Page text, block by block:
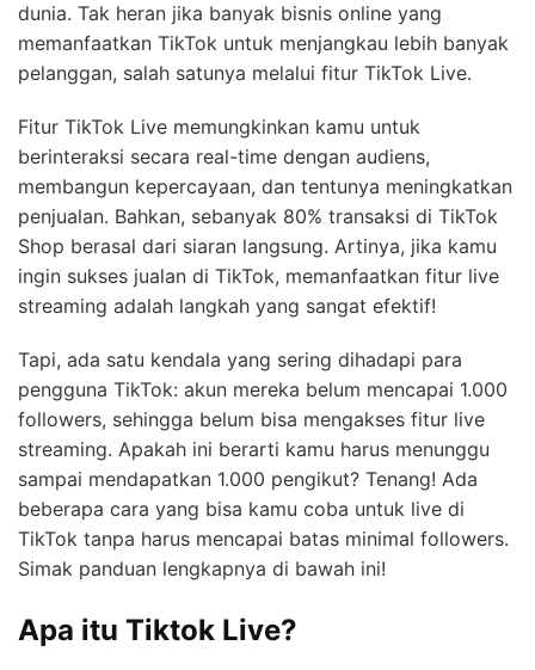
dunia. Tak heran jika banyak bisnis online yang
memanfaatkan TikTok untuk menjangkau lebih banyak
pelanggan, salah satunya melalui fitur TikTok Live.
Fitur TikTok Live memungkinkan kamu untuk
berinteraksi secara real-time dengan audiens,
membangun kepercayaan, dan tentunya meningkatkan
penjualan. Bahkan, sebanyak 80% transaksi di TikTok
Shop berasal dari siaran langsung. Artinya, jika kamu
ingin sukses jualan di TikTok, memanfaatkan fitur live
streaming adalah langkah yang sangat efektif!
Tapi, ada satu kendala yang sering dihadapi para
pengguna TikTok: akun mereka belum mencapai 1.000
followers, sehingga belum bisa mengakses fitur live
streaming. Apakah ini berarti kamu harus menunggu
sampai mendapatkan 1.000 pengikut? Tenang! Ada
beberapa cara yang bisa kamu coba untuk live di
TikTok tanpa harus mencapai batas minimal followers.
Simak panduan lengkapnya di bawah ini!
Apa itu Tiktok Live?